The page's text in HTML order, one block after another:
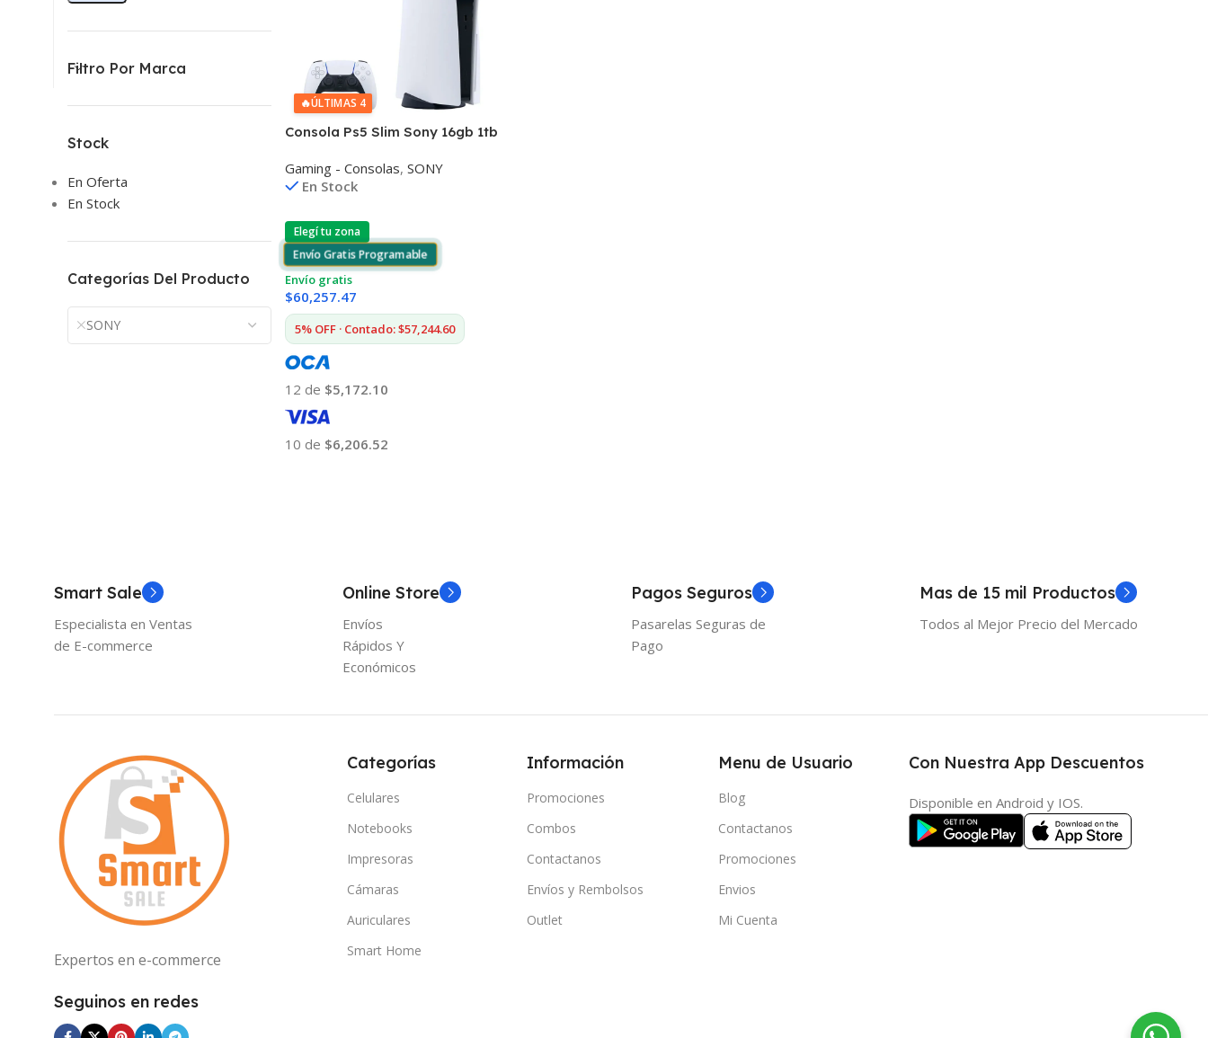
Filtro Por Marca
Stock
En Oferta
En Stock
Categorías Del Producto
SONY
🔥ÚLTIMAS 4
Consola Ps5 Slim Sony 16gb 1tb
Turismo 7
Gaming - Consolas, SONY
En Stock
Elegí tu zona
Envío Gratis Programable
Envío gratis
$60,257.47
5% OFF · Contado: $57,244.60
12 de $5,172.10
10 de $6,206.52
Smart Sale
Especialista en Ventas
de E-commerce
Online Store
Envíos
Rápidos Y
Económicos
Pagos Seguros
Pasarelas Seguras de
Pago
Mas de 15 mil Productos
Todos al Mejor Precio del Mercado
Expertos en e-commerce
Seguinos en redes
Categorías
Celulares
Notebooks
Impresoras
Cámaras
Auriculares
Smart Home
Información
Promociones
Combos
Contactanos
Envíos y Rembolsos
Outlet
Menu de Usuario
Blog
Contactanos
Promociones
Envios
Mi Cuenta
Con Nuestra App Descuentos
Disponible en Android y IOS.